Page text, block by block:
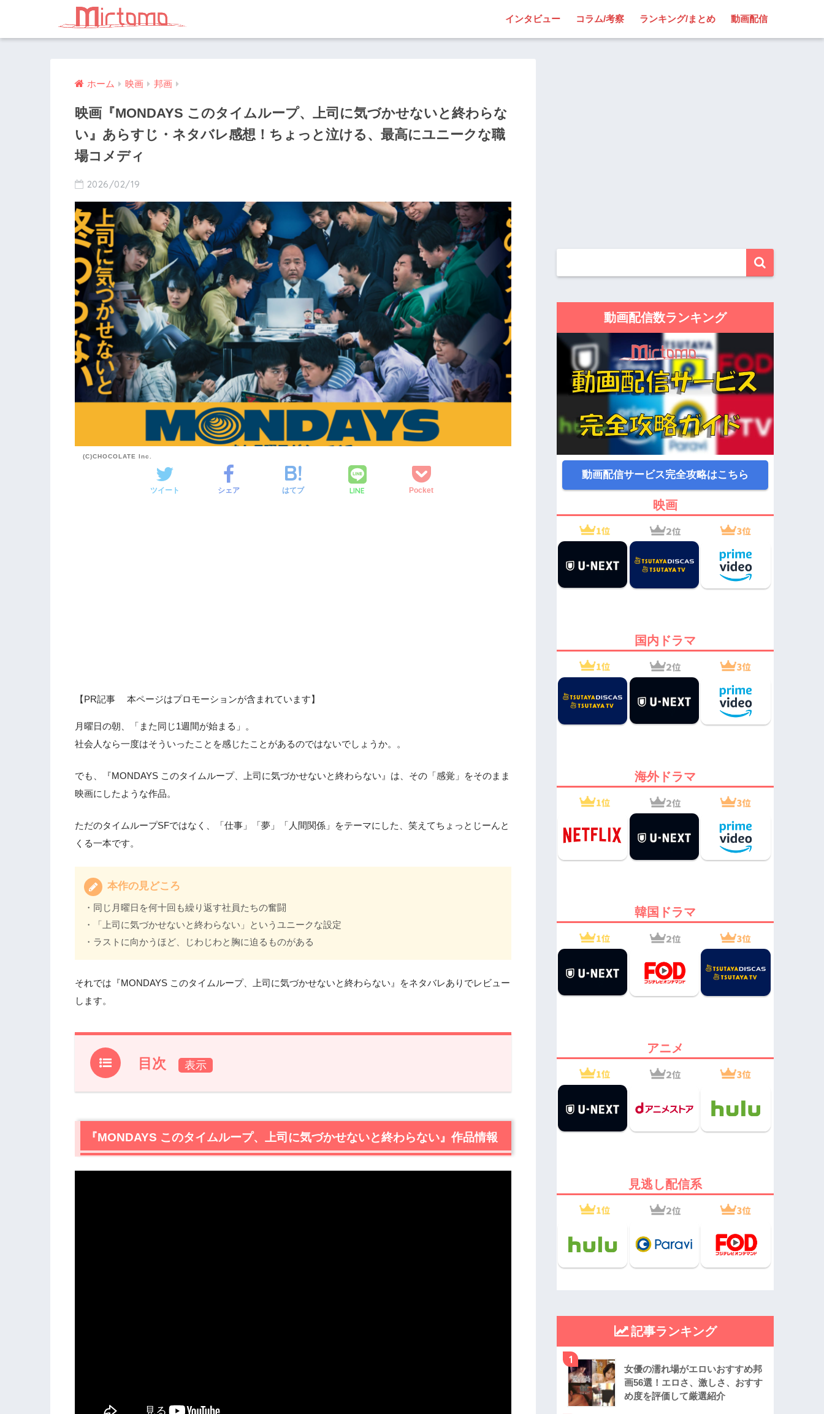
インタビュー コラム/考察 ランキング/まとめ 動画配信
ホーム 映画 邦画
映画『MONDAYS このタイムループ、上司に気づかせないと終わらな
い』あらすじ・ネタバレ感想！ちょっと泣ける、最高にユニークな職
場コメディ
2026/02/19
(C)CHOCOLATE Inc.
ツイート シェア はてブ LINE Pocket
【PR記事 本ページはプロモーションが含まれています】
月曜日の朝、「また同じ1週間が始まる」。
社会人なら一度はそういったことを感じたことがあるのではないでしょうか。。
でも、『MONDAYS このタイムループ、上司に気づかせないと終わらない』は、その「感覚」をそのまま
映画にしたような作品。
ただのタイムループSFではなく、「仕事」「夢」「人間関係」をテーマにした、笑えてちょっとじーんと
くる一本です。
本作の見どころ
・同じ月曜日を何十回も繰り返す社員たちの奮闘
・「上司に気づかせないと終わらない」というユニークな設定
・ラストに向かうほど、じわじわと胸に迫るものがある
それでは『MONDAYS このタイムループ、上司に気づかせないと終わらない』をネタバレありでレビュー
します。
目次
1.『MONDAYS このタイムループ、上司に気づかせないと終わらない』作品情報
2.1最悪な一週間のはじまり
2.2もしかしてタイムループしている？
2.3タイムループからの脱出を目指す
『MONDAYS このタイムループ、上司に気づかせないと終わらない』作品情報
動画配信数ランキング
動画配信サービス完全攻略はこちら
映画
国内ドラマ
海外ドラマ
韓国ドラマ
アニメ
見逃し配信系
記事ランキング
1
女優の濡れ場がエロいおすすめ邦
画56選！エロさ、激しさ、おすす
め度を評価して厳選紹介